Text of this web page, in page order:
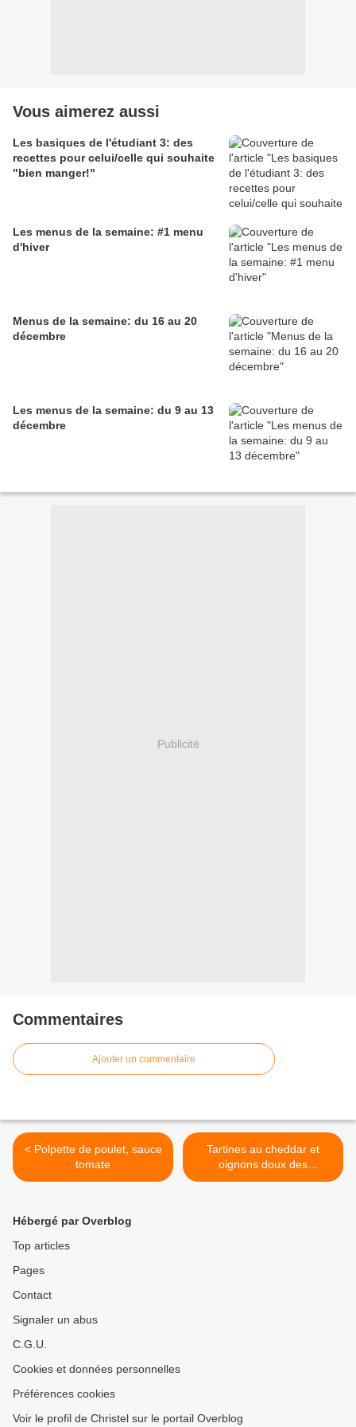
Vous aimerez aussi
Les basiques de l'étudiant 3: des
recettes pour celui/celle qui souhaite
"bien manger!"
Les menus de la semaine: #1 menu
d'hiver
Menus de la semaine: du 16 au 20
décembre
Les menus de la semaine: du 9 au 13
décembre
Publicité
Commentaires
Ajouter un commentaire
< Polpette de poulet, sauce
tomate
Tartines au cheddar et
oignons doux des
Cévennes >
Hébergé par Overblog
Top articles
Pages
Contact
Signaler un abus
C.G.U.
Cookies et données personnelles
Préférences cookies
Voir le profil de Christel sur le portail Overblog